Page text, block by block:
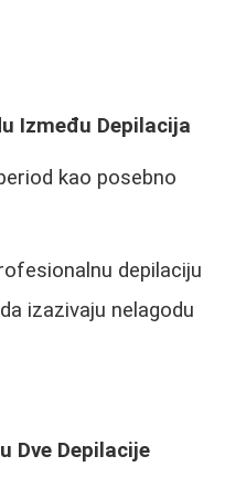
Između Depilacija
kao posebno
depilaciju
izazivaju nelagodu
Dve Depilacije